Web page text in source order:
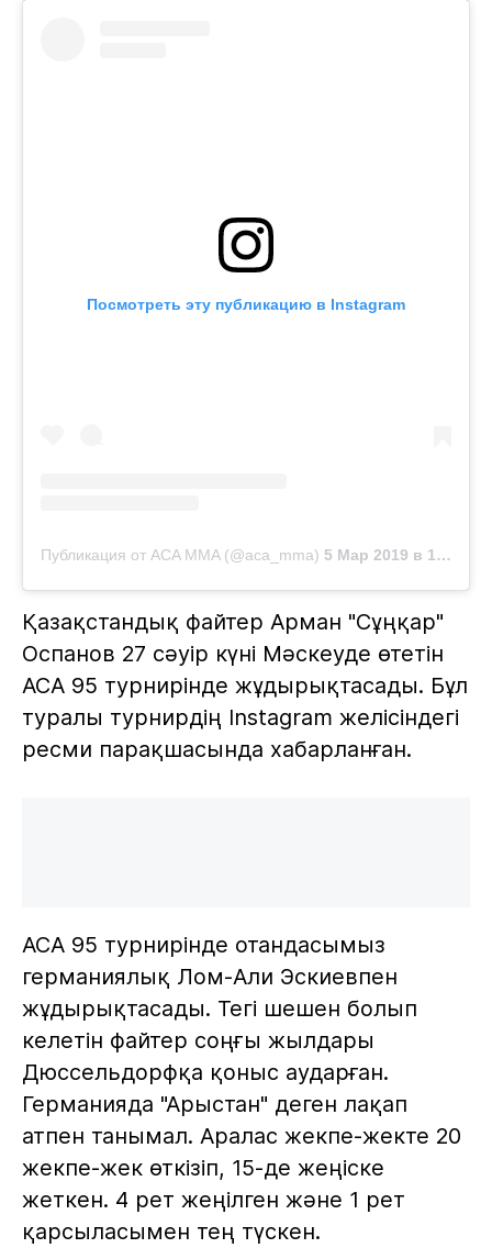
Посмотреть эту публикацию в Instagram
Публикация от ACA MMA (@aca_mma) 5 Мар 2019 в 1:10 PST
Қазақстандық файтер Арман "Сұңқар"
Оспанов 27 сәуір күні Мәскеуде өтетін
АСА 95 турнирінде жұдырықтасады. Бұл
туралы турнирдің Іnstagram желісіндегі
ресми парақшасында хабарланған.
АСА 95 турнирінде отандасымыз
германиялық Лом-Али Эскиевпен
жұдырықтасады. Тегі шешен болып
келетін файтер соңғы жылдары
Дюссельдорфқа қоныс аударған.
Германияда "Арыстан" деген лақап
атпен танымал. Аралас жекпе-жекте 20
жекпе-жек өткізіп, 15-де жеңіске
жеткен. 4 рет жеңілген және 1 рет
қарсыласымен тең түскен.